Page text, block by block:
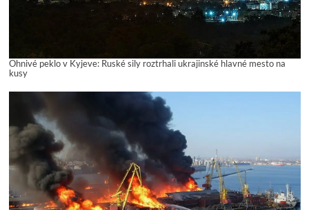
Ohnivé peklo v Kyjeve: Ruské sily roztrhali ukrajinské hlavné mesto na
kusy